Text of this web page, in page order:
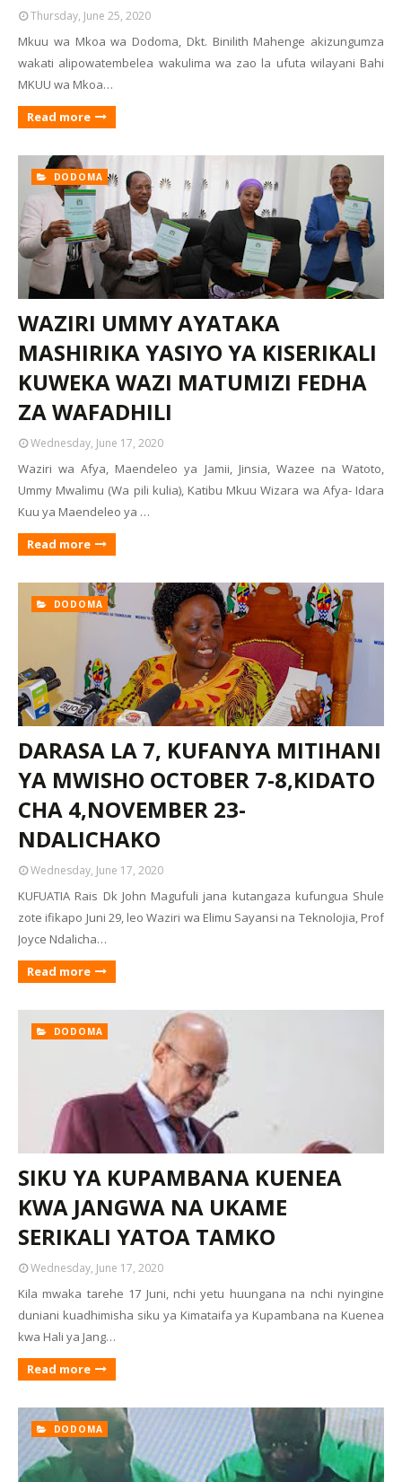
Thursday, June 25, 2020
Mkuu wa Mkoa wa Dodoma, Dkt. Binilith Mahenge akizungumza
wakati alipowatembelea wakulima wa zao la ufuta wilayani Bahi
MKUU wa Mkoa…
Read more
DODOMA
WAZIRI UMMY AYATAKA
MASHIRIKA YASIYO YA KISERIKALI
KUWEKA WAZI MATUMIZI FEDHA
ZA WAFADHILI
Wednesday, June 17, 2020
Waziri wa Afya, Maendeleo ya Jamii, Jinsia, Wazee na Watoto,
Ummy Mwalimu (Wa pili kulia), Katibu Mkuu Wizara wa Afya- Idara
Kuu ya Maendeleo ya …
Read more
DODOMA
DARASA LA 7, KUFANYA MITIHANI
YA MWISHO OCTOBER 7-8,KIDATO
CHA 4,NOVEMBER 23-
NDALICHAKO
Wednesday, June 17, 2020
KUFUATIA Rais Dk John Magufuli jana kutangaza kufungua Shule
zote ifikapo Juni 29, leo Waziri wa Elimu Sayansi na Teknolojia, Prof
Joyce Ndalicha…
Read more
DODOMA
SIKU YA KUPAMBANA KUENEA
KWA JANGWA NA UKAME
SERIKALI YATOA TAMKO
Wednesday, June 17, 2020
Kila mwaka tarehe 17 Juni, nchi yetu huungana na nchi nyingine
duniani kuadhimisha siku ya Kimataifa ya Kupambana na Kuenea
kwa Hali ya Jang…
Read more
DODOMA